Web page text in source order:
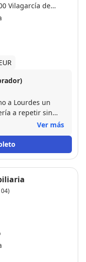
Vilagarcía de
a Lourdes un
a repetir sin
Ver más